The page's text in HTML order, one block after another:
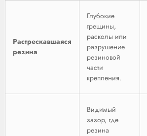
Растрескавшаяся
резина
Глубокие
трещины,
расколы или
разрушение
резиновой
части
крепления.
Видимый
зазор, где
резина